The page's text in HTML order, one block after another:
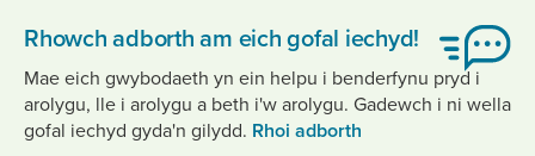
Rhowch adborth am eich gofal iechyd!
Mae eich gwybodaeth yn ein helpu i benderfynu pryd i
arolygu, lle i arolygu a beth i'w arolygu. Gadewch i ni wella
gofal iechyd gyda'n gilydd. Rhoi adborth